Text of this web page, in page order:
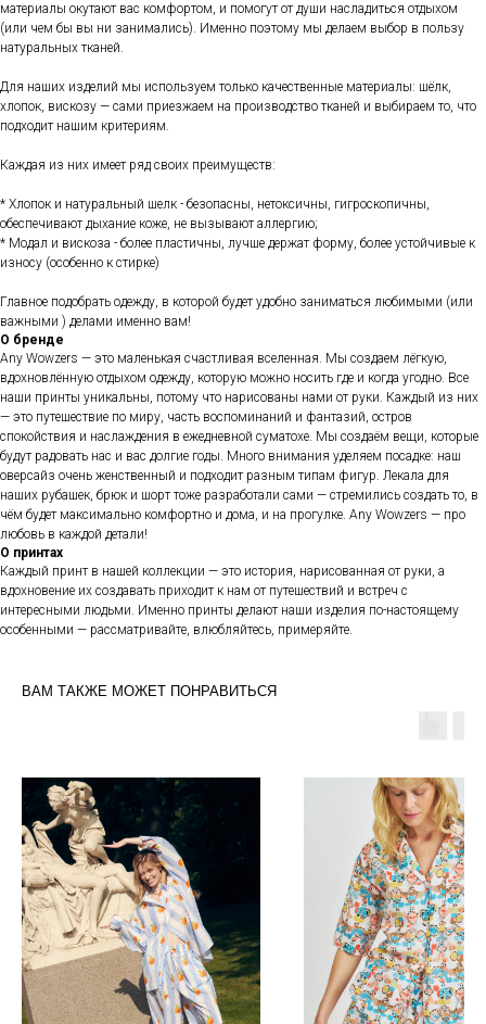
материалы окутают вас комфортом, и помогут от души насладиться отдыхом
(или чем бы вы ни занимались). Именно поэтому мы делаем выбор в пользу
натуральных тканей.
Для наших изделий мы используем только качественные материалы: шёлк,
хлопок, вискозу — сами приезжаем на производство тканей и выбираем то, что
подходит нашим критериям.
Каждая из них имеет ряд своих преимуществ:
* Хлопок и натуральный шелк - безопасны, нетоксичны, гигроскопичны,
обеспечивают дыхание коже, не вызывают аллергию;
* Модал и вискоза - более пластичны, лучше держат форму, более устойчивые к
износу (особенно к стирке)
Главное подобрать одежду, в которой будет удобно заниматься любимыми (или
важными ) делами именно вам!
О бренде
Any Wowzers — это маленькая счастливая вселенная. Мы создаем лёгкую,
вдохновлённую отдыхом одежду, которую можно носить где и когда угодно. Все
наши принты уникальны, потому что нарисованы нами от руки. Каждый из них
— это путешествие по миру, часть воспоминаний и фантазий, остров
спокойствия и наслаждения в ежедневной суматохе. Мы создаём вещи, которые
будут радовать нас и вас долгие годы. Много внимания уделяем посадке: наш
оверсайз очень женственный и подходит разным типам фигур. Лекала для
наших рубашек, брюк и шорт тоже разработали сами — стремились создать то, в
чём будет максимально комфортно и дома, и на прогулке. Any Wowzers — про
любовь в каждой детали!
О принтах
Каждый принт в нашей коллекции — это история, нарисованная от руки, а
вдохновение их создавать приходит к нам от путешествий и встреч с
интересными людьми. Именно принты делают наши изделия по-настоящему
особенными — рассматривайте, влюбляйтесь, примеряйте.
ВАМ ТАКЖЕ МОЖЕТ ПОНРАВИТЬСЯ